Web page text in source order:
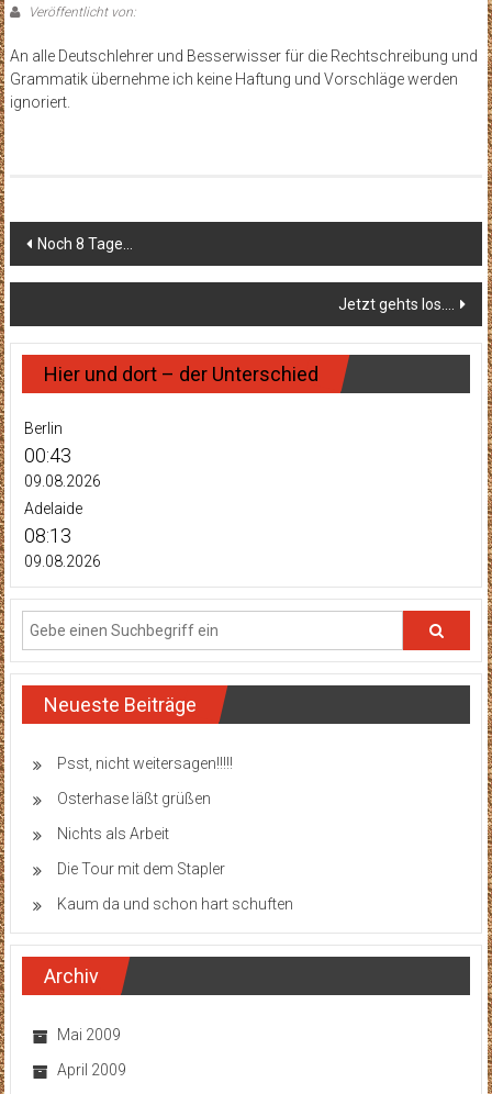
Veröffentlicht von:
An alle Deutschlehrer und Besserwisser für die Rechtschreibung und
Grammatik übernehme ich keine Haftung und Vorschläge werden
ignoriert.
Beitragsnavigation
Noch 8 Tage…
Jetzt gehts los….
Hier und dort – der Unterschied
Berlin
00:43
09.08.2026
Adelaide
08:13
09.08.2026
Neueste Beiträge
Psst, nicht weitersagen!!!!!
Osterhase läßt grüßen
Nichts als Arbeit
Die Tour mit dem Stapler
Kaum da und schon hart schuften
Archiv
Mai 2009
April 2009